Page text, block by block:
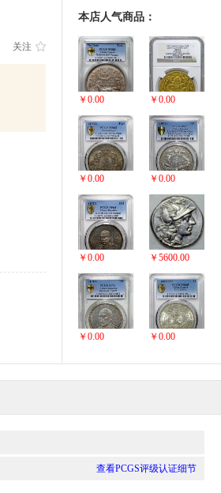
关注
本店人气商品：
￥0.00 ￥0.00
￥0.00 ￥0.00
￥0.00 ￥5600.00
￥0.00 ￥0.00
查看PCGS评级认证细节